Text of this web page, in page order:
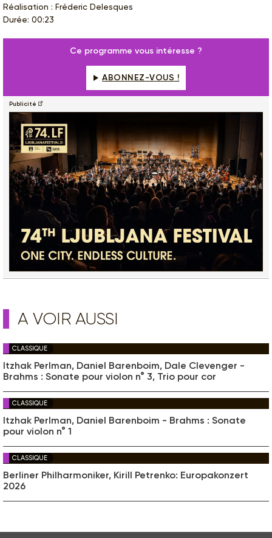
Réalisation : Fréderic Delesques
Durée: 00:23
Ce programme vous intéresse ?
ABONNEZ-VOUS !
Publicité
A VOIR AUSSI
CLASSIQUE
Itzhak Perlman, Daniel Barenboim, Dale Clevenger -
Brahms : Sonate pour violon n° 3, Trio pour cor
CLASSIQUE
Itzhak Perlman, Daniel Barenboim - Brahms : Sonate
pour violon n° 1
CLASSIQUE
Berliner Philharmoniker, Kirill Petrenko: Europakonzert
2026